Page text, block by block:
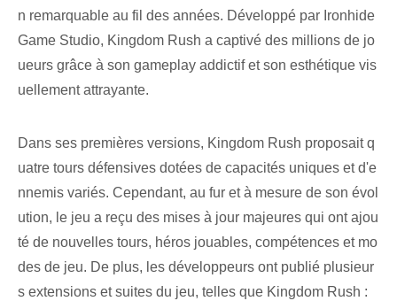
n remarquable au fil des années. Développé par Ironhide
Game Studio, Kingdom Rush a captivé des millions de jo
ueurs grâce à son gameplay addictif et son esthétique vis
uellement attrayante.
Dans ses premières versions, Kingdom Rush proposait q
uatre tours défensives dotées de capacités uniques et d'e
nnemis variés. Cependant, au fur et à mesure de son évol
ution, le jeu a reçu des mises à jour majeures qui ont ajou
té de nouvelles tours, héros jouables, compétences et mo
des de jeu. De plus, les développeurs ont publié plusieur
s extensions et suites du jeu, telles que Kingdom Rush :